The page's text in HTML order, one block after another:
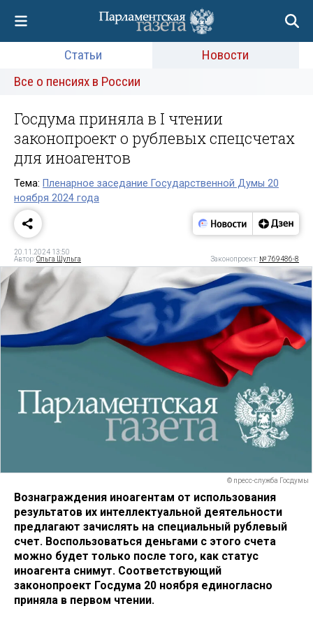
Статьи
Новости
Все о пенсиях в России
Госдума приняла в I чтении
законопроект о рублевых спецсчетах
для иноагентов
Тема: Пленарное заседание Государственной Думы 20
ноября 2024 года
20.11.2024 13:50
Автор:Ольга Шульга Законопроект: № 769486-8
© пресс-служба Госдумы
Вознаграждения иноагентам от использования
результатов их интеллектуальной деятельности
предлагают зачислять на специальный рублевый
счет. Воспользоваться деньгами с этого счета
можно будет только после того, как статус
иноагента снимут. Соответствующий
законопроект Госдума 20 ноября единогласно
приняла в первом чтении.